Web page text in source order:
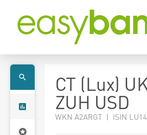
CT (Lux)
ZUH USD
WKN A2ARGT | ISIN